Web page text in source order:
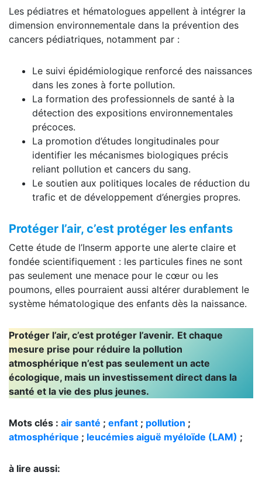
Les pédiatres et hématologues appellent à intégrer la
dimension environnementale dans la prévention des
cancers pédiatriques, notamment par :
Le suivi épidémiologique renforcé des naissances
dans les zones à forte pollution.
La formation des professionnels de santé à la
détection des expositions environnementales
précoces.
La promotion d’études longitudinales pour
identifier les mécanismes biologiques précis
reliant pollution et cancers du sang.
Le soutien aux politiques locales de réduction du
trafic et de développement d’énergies propres.
Protéger l’air, c’est protéger les enfants
Cette étude de l’Inserm apporte une alerte claire et
fondée scientifiquement : les particules fines ne sont
pas seulement une menace pour le cœur ou les
poumons, elles pourraient aussi altérer durablement le
système hématologique des enfants dès la naissance.
Protéger l’air, c’est protéger l’avenir. Et chaque
mesure prise pour réduire la pollution
atmosphérique n’est pas seulement un acte
écologique, mais un investissement direct dans la
santé et la vie des plus jeunes.
Mots clés : air santé ; enfant ; pollution ;
atmosphérique ; leucémies aiguë myéloïde (LAM) ;
à lire aussi: